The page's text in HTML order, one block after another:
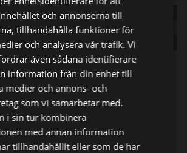
Who Came To Dinner
när borgmästare Winston
efter ett bråk med hans fru.
och annonserna till
tillhandahålla funktioner för
och analysera vår trafik. Vi
även sådana identifierare
information från din enhet till
medier och annons- och
som vi samarbetar med.
i sin tur kombinera
med annan information
tillhandahållit eller som de har